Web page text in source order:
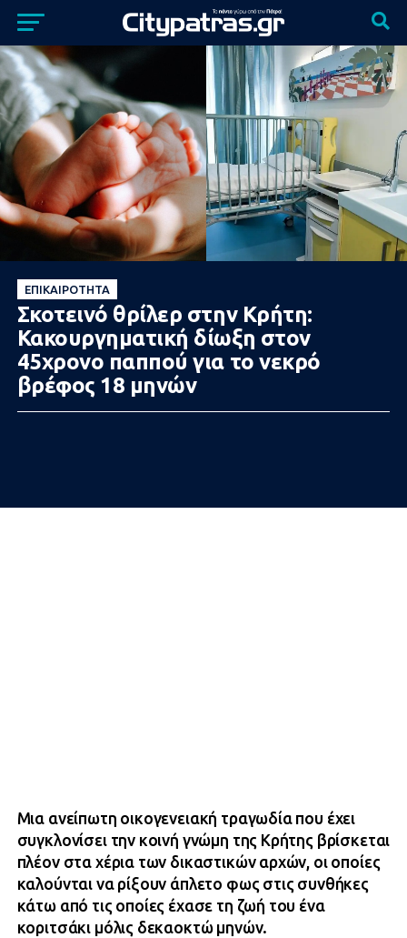
ΕΠΙΚΑΙΡΌΤΗΤΑ
Σκοτεινό θρίλερ στην Κρήτη:
Κακουργηματική δίωξη στον
45χρονο παππού για το νεκρό
βρέφος 18 μηνών
Μια ανείπωτη οικογενειακή τραγωδία που έχει
συγκλονίσει την κοινή γνώμη της Κρήτης βρίσκεται
πλέον στα χέρια των δικαστικών αρχών, οι οποίες
καλούνται να ρίξουν άπλετο φως στις συνθήκες
κάτω από τις οποίες έχασε τη ζωή του ένα
κοριτσάκι μόλις δεκαοκτώ μηνών.